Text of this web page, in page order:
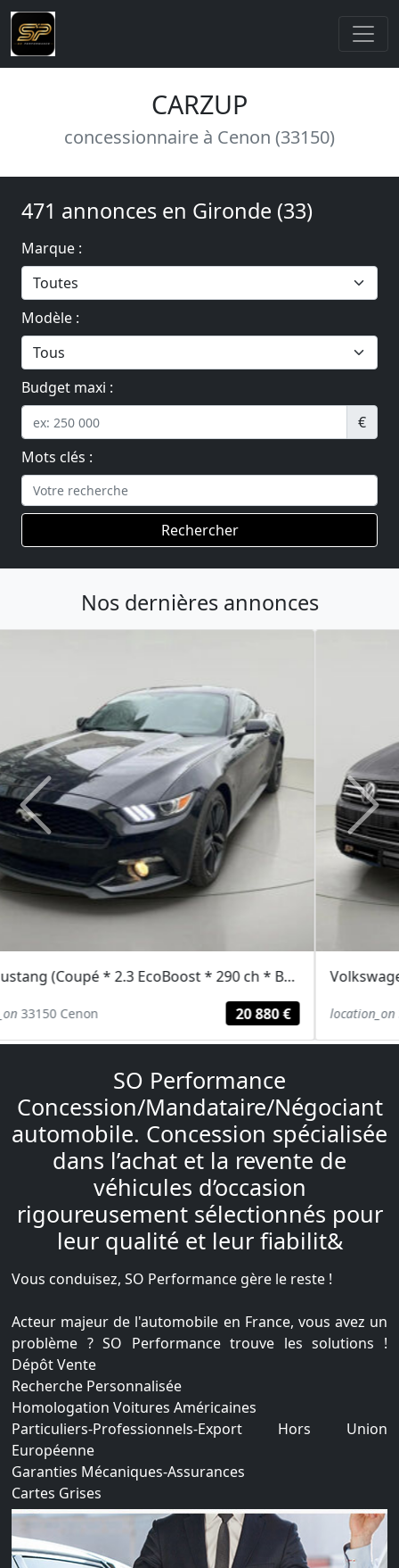
CARZUP
concessionnaire à Cenon (33150)
471 annonces en Gironde (33)
Marque :
Modèle :
Budget maxi :
€
Mots clés :
Rechercher
Nos dernières annonces
Volkswagen MULTIVAN (T6 Highline 2.0 BiTDI 204 ch DSG * ACC * DCC *...
location_on33150 Cenon 29 489 €
Previous Next
SO Performance
Concession/Mandataire/Négociant
automobile. Concession spécialisée
dans l’achat et la revente de
véhicules d’occasion
rigoureusement sélectionnés pour
leur qualité et leur fiabilit&
Vous conduisez, SO Performance gère le reste !
Acteur majeur de l'automobile en France, vous avez un
problème ? SO Performance trouve les solutions !
Dépôt Vente
Recherche Personnalisée
Homologation Voitures Américaines
Particuliers-Professionnels-Export Hors Union
Européenne
Garanties Mécaniques-Assurances
Cartes Grises
Livraison
Financement